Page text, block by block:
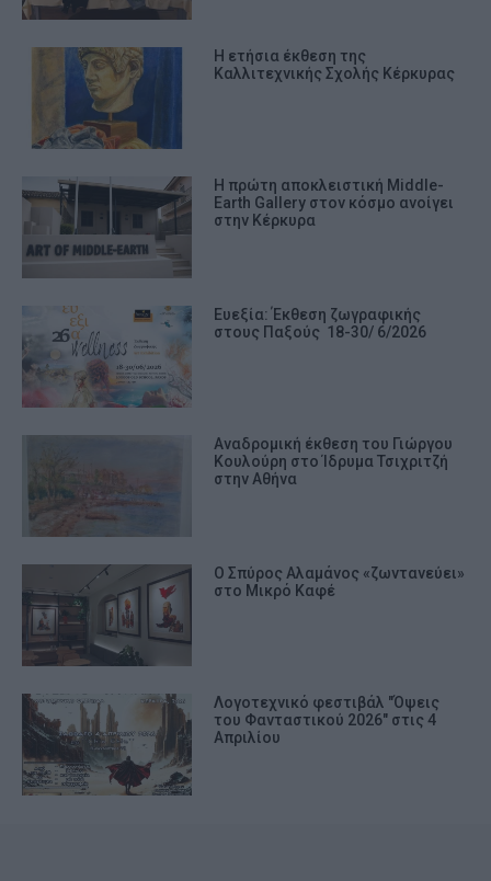
Η ετήσια έκθεση της
Καλλιτεχνικής Σχολής Κέρκυρας
Η πρώτη αποκλειστική Middle-
Earth Gallery στον κόσμο ανοίγει
στην Κέρκυρα
Ευεξία: Έκθεση ζωγραφικής
στους Παξούς 18-30/ 6/2026
Αναδρομική έκθεση του Γιώργου
Κουλούρη στο Ίδρυμα Τσιχριτζή
στην Αθήνα
Ο Σπύρος Αλαμάνος «ζωντανεύει»
στο Μικρό Καφέ
Λογοτεχνικό φεστιβάλ "Όψεις
του Φανταστικού 2026" στις 4
Απριλίου